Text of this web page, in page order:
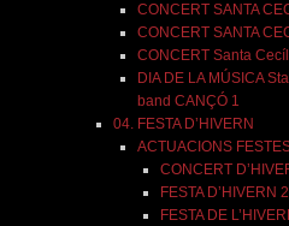
CONCERT SANTA
CONCERT SANTA
CONCERT Santa
DIA DE LA MÚSICA
band CANÇÓ 1
04. FESTA D’HIVERN
ACTUACIONS
CONCERT
FESTA D’HIVERN
FESTA DE